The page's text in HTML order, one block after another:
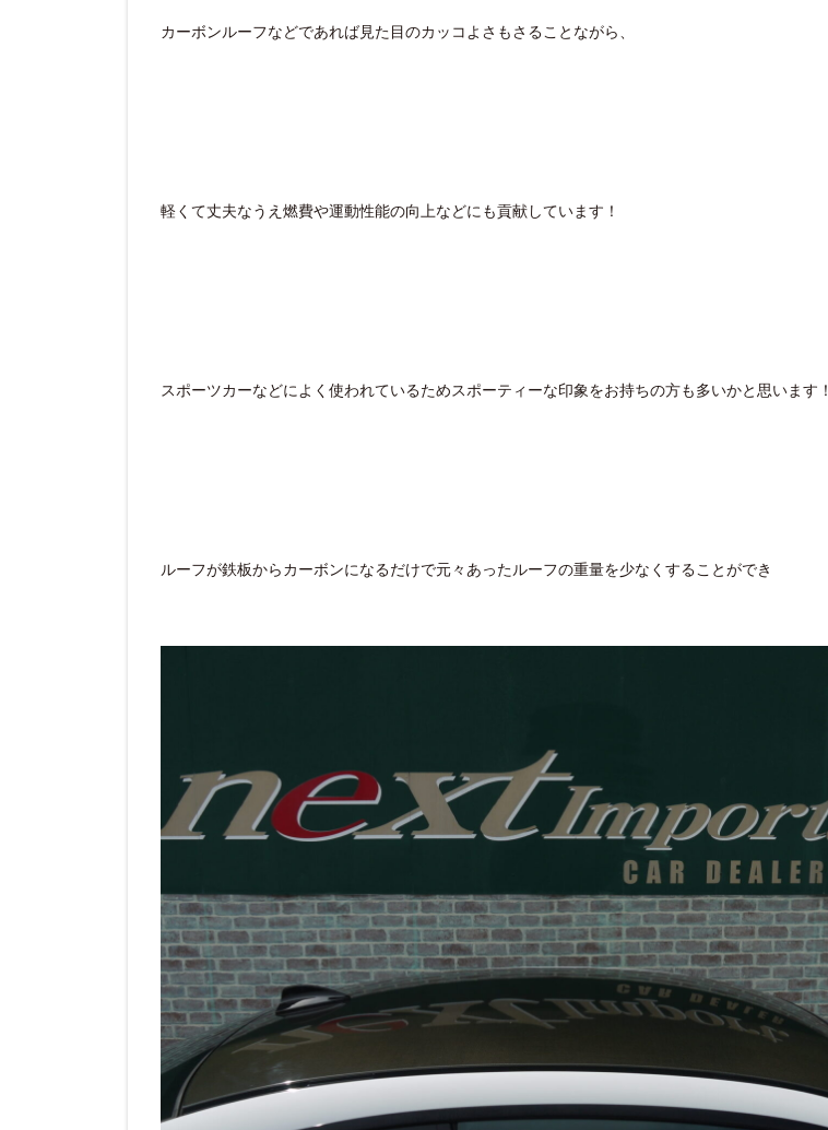
カーボンルーフなどであれば見た目のカッコよさもさることながら、
軽くて丈夫なうえ燃費や運動性能の向上などにも貢献しています！
スポーツカーなどによく使われているためスポーティーな印象をお持ちの方も多いかと思います！
ルーフが鉄板からカーボンになるだけで元々あったルーフの重量を少なくすることができ